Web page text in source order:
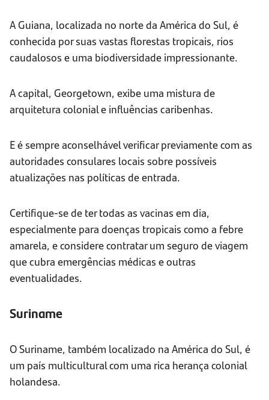
A Guiana, localizada no norte da América do Sul, é
conhecida por suas vastas florestas tropicais, rios
caudalosos e uma biodiversidade impressionante.
A capital, Georgetown, exibe uma mistura de
arquitetura colonial e influências caribenhas.
E é sempre aconselhável verificar previamente com as
autoridades consulares locais sobre possíveis
atualizações nas políticas de entrada.
Certifique-se de ter todas as vacinas em dia,
especialmente para doenças tropicais como a febre
amarela, e considere contratar um seguro de viagem
que cubra emergências médicas e outras
eventualidades.
Suriname
O Suriname, também localizado na América do Sul, é
um país multicultural com uma rica herança colonial
holandesa.